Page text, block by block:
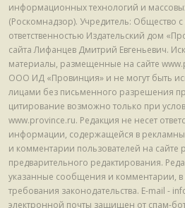
информационных технологий и
(Роскомнадзор). Учредитель: Общество
ответственностью Издательский дом
сайта Лифанцев Дмитрий Евгеньевич.
материалы, размещенные на сайте
ООО ИД «Провинция» и не могут быть
лицами без письменного разрешения
цитирование возможно только при
www.province.ru. Редакция не несет
информации, содержащейся в
и комментарии пользователей на сайте
предварительного редактирования.
указанные сообщения и комментарии,
требования законодательства. E-mail -
электронной почты защищен от спам-